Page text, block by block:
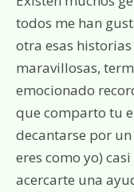
todos me han
otra esas
maravillosas,
emocionado
que comparto tu
decantarse por
eres como yo)
acercarte una